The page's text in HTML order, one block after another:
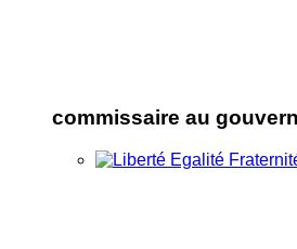
commissaire au